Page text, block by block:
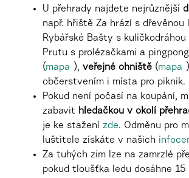
U přehrady najdete nejrůznější
např. hřiště Za hrází s dřevěnou
Rybářské Bašty s kuličkodráhou
Prutu s prolézačkami a
(mapa ), veřejné ohniště (mapa
občerstvením i místa pro piknik.
Pokud není počasí na koupání,
zabavit hledačkou v okolí
je ke stažení zde. Odměnu pro
luštitele získáte v našich
Za tuhých zim lze na zamrzlé
pokud tloušťka ledu dosáhne 15